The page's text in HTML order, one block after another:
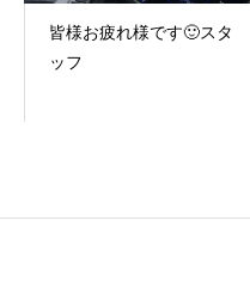
皆様お疲れ様です🙂スタ
ッフ